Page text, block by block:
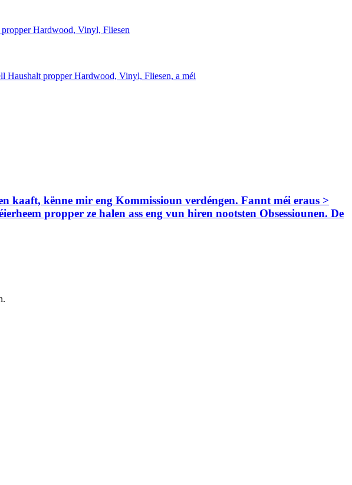
kënne mir eng Kommissioun verdéngen. Fannt méi eraus >
propper ze halen ass eng vun hiren nootsten Obsessiounen. De